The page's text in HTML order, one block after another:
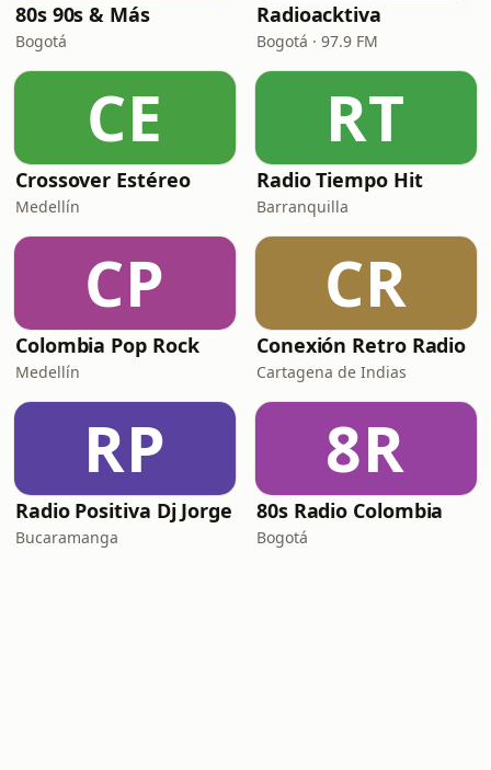
80s 90s & Más
Bogotá
Radioacktiva
Bogotá · 97.9 FM
CE
Crossover Estéreo
Medellín
RT
Radio Tiempo Hit
Barranquilla
CP
Colombia Pop Rock
Medellín
CR
Conexión Retro Radio
Cartagena de Indias
RP
Radio Positiva Dj Jorge
Bucaramanga
8R
80s Radio Colombia
Bogotá